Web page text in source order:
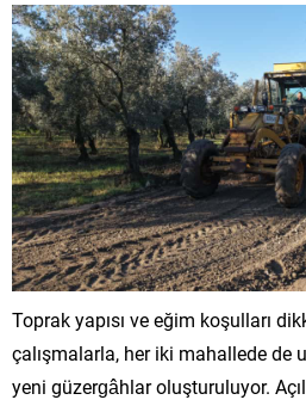
Toprak yapısı ve eğim koşulları
çalışmalarla, her iki mahallede de
yeni güzergâhlar oluşturuluyor.